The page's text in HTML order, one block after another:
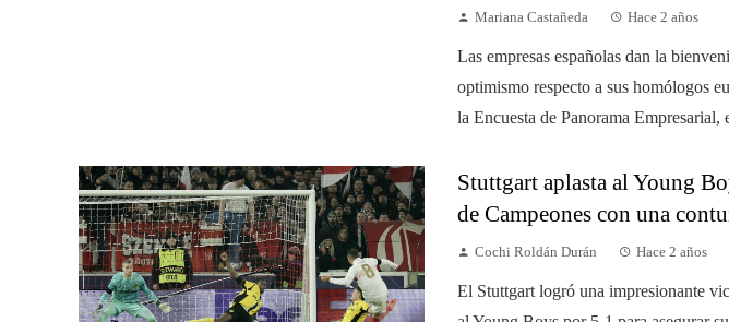
Mariana Castañeda Hace 2 años
Las empresas españolas dan la
optimismo respecto a sus homólogos
la Encuesta de Panorama Empresarial,
Stuttgart aplasta al Young
de Campeones con una
Cochi Roldán Durán Hace 2 años
El Stuttgart logró una impresionante